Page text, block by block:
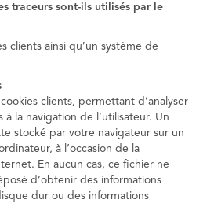
traceurs sont-ils utilisés par le
clients ainsi qu’un système de
clients, permettant d’analyser
à la navigation de l’utilisateur. Un
stocké par votre navigateur sur un
à l’occasion de la
En aucun cas, ce fichier ne
d’obtenir des informations
dur ou des informations